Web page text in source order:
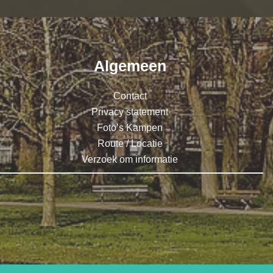
Algemeen
Contact
Privacy statement
Foto’s Kampen
Route / Locatie
Verzoek om informatie